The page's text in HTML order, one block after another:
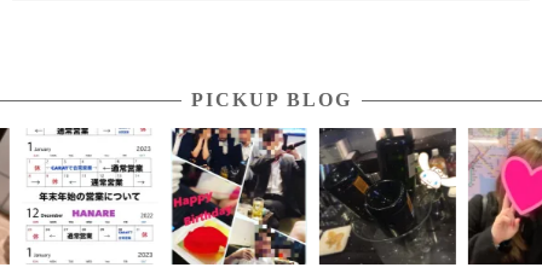
PICKUP BLOG